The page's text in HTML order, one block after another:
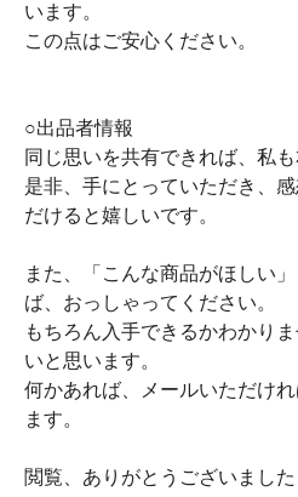
います。
この点はご安心ください。
○出品者情報
同じ思いを共有できれば、私
是非、手にとっていただき、
だけると嬉しいです。
また、「こんな商品がほしい
ば、おっしゃってください。
もちろん入手できるかわかり
いと思います。
何かあれば、メールいただけ
ます。
閲覧、ありがとうございました